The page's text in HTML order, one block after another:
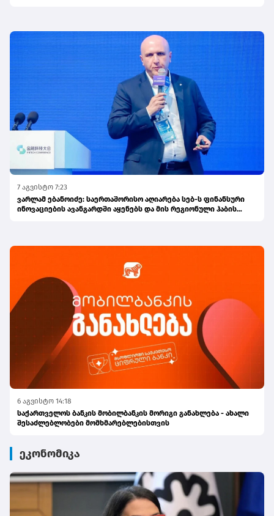
7 აგვისტო 7:23
ვარლამ ებანოიძე: საერთაშორისო აღიარება სებ-ს ფინანსური
ინოვაციების ავანგარდში აყენებს და მის რეგიონული ჰაბის
6 აგვისტო 14:18
საქართველოს ბანკის მობილბანკის მორიგი განახლება - ახალი
შესაძლებლობები მომხმარებლებისთვის
ეკონომიკა